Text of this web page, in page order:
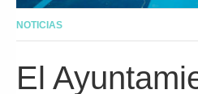
NOTICIAS
El